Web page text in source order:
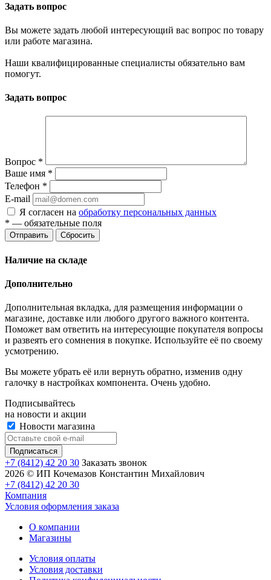
Задать вопрос
Вы можете задать любой интересующий вас вопрос по товару
или работе магазина.
Наши квалифицированные специалисты обязательно вам
помогут.
Задать вопрос
Вопрос *
Ваше имя *
Телефон *
E-mail
Я согласен на обработку персональных данных
* — обязательные поля
Отправить Сбросить
Наличие на складе
Дополнительно
Дополнительная вкладка, для размещения информации о
магазине, доставке или любого другого важного контента.
Поможет вам ответить на интересующие покупателя вопросы
и развеять его сомнения в покупке. Используйте её по своему
усмотрению.
Вы можете убрать её или вернуть обратно, изменив одну
галочку в настройках компонента. Очень удобно.
Подписывайтесь
на новости и акции
Новости магазина
+7 (8412) 42 20 30 Заказать звонок
2026 © ИП Кочемазов Константин Михайлович
+7 (8412) 42 20 30
Компания
Условия оформления заказа
О компании
Магазины
Условия оплаты
Условия доставки